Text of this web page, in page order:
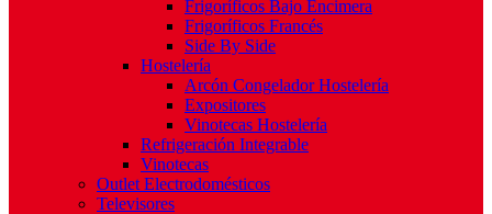
Frigoríficos Bajo Encimera
Frigoríficos Francés
Side By Side
Hostelería
Arcón Congelador Hostelería
Expositores
Vinotecas Hostelería
Refrigeración Integrable
Vinotecas
Outlet Electrodomésticos
Televisores